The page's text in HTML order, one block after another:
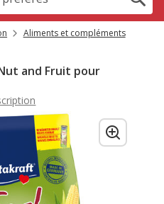
Aliments et compléments
and Fruit pour